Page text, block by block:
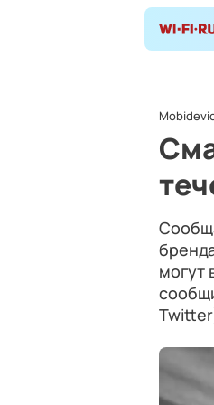
могут